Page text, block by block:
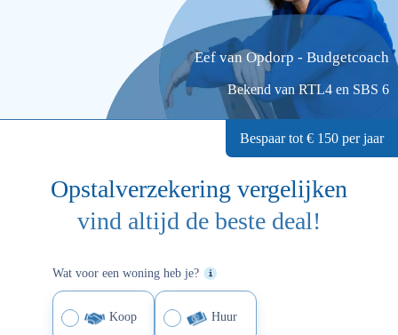
Eef van Opdorp - Budgetcoach
Bekend van RTL4 en SBS 6
Bespaartot € 150 per jaar
Opstalverzekering vergelijken
vind altijd de beste deal!
Wat voor een woning heb je?
Koop Huur